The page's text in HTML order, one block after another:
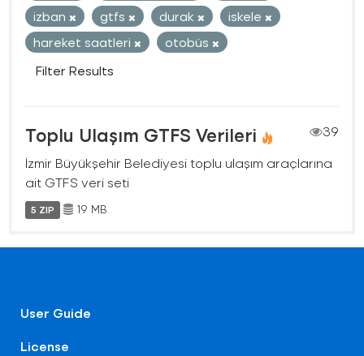
izban
gtfs durak
iskele
hareket saatleri
otobüs
Filter Results
Toplu Ulaşım GTFS Verileri
39
İzmir Büyükşehir Belediyesi toplu ulaşım araçlarına
ait GTFS veri seti
5 ZIP 19 MB
User Guide
License